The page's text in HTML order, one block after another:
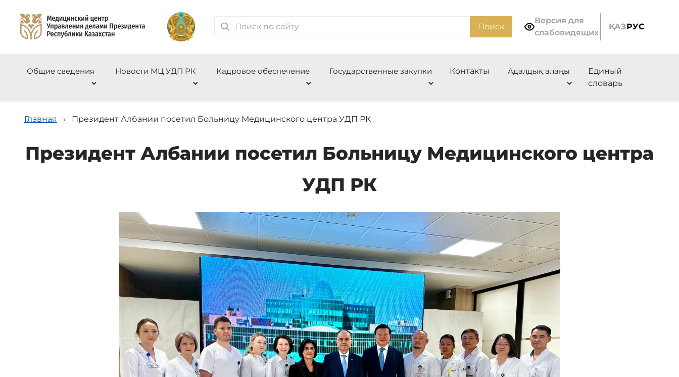
Поиск
Версия для
слабовидящих
ҚАЗРУС
Общие сведения Новости МЦ УДП РК Кадровое обеспечение Государственные закупки Контакты Адалдық алаңы
Единый
словарь
Главная › Президент Албании посетил Больницу Медицинского центра УДП РК
Президент Албании посетил Больницу Медицинского центра
УДП РК